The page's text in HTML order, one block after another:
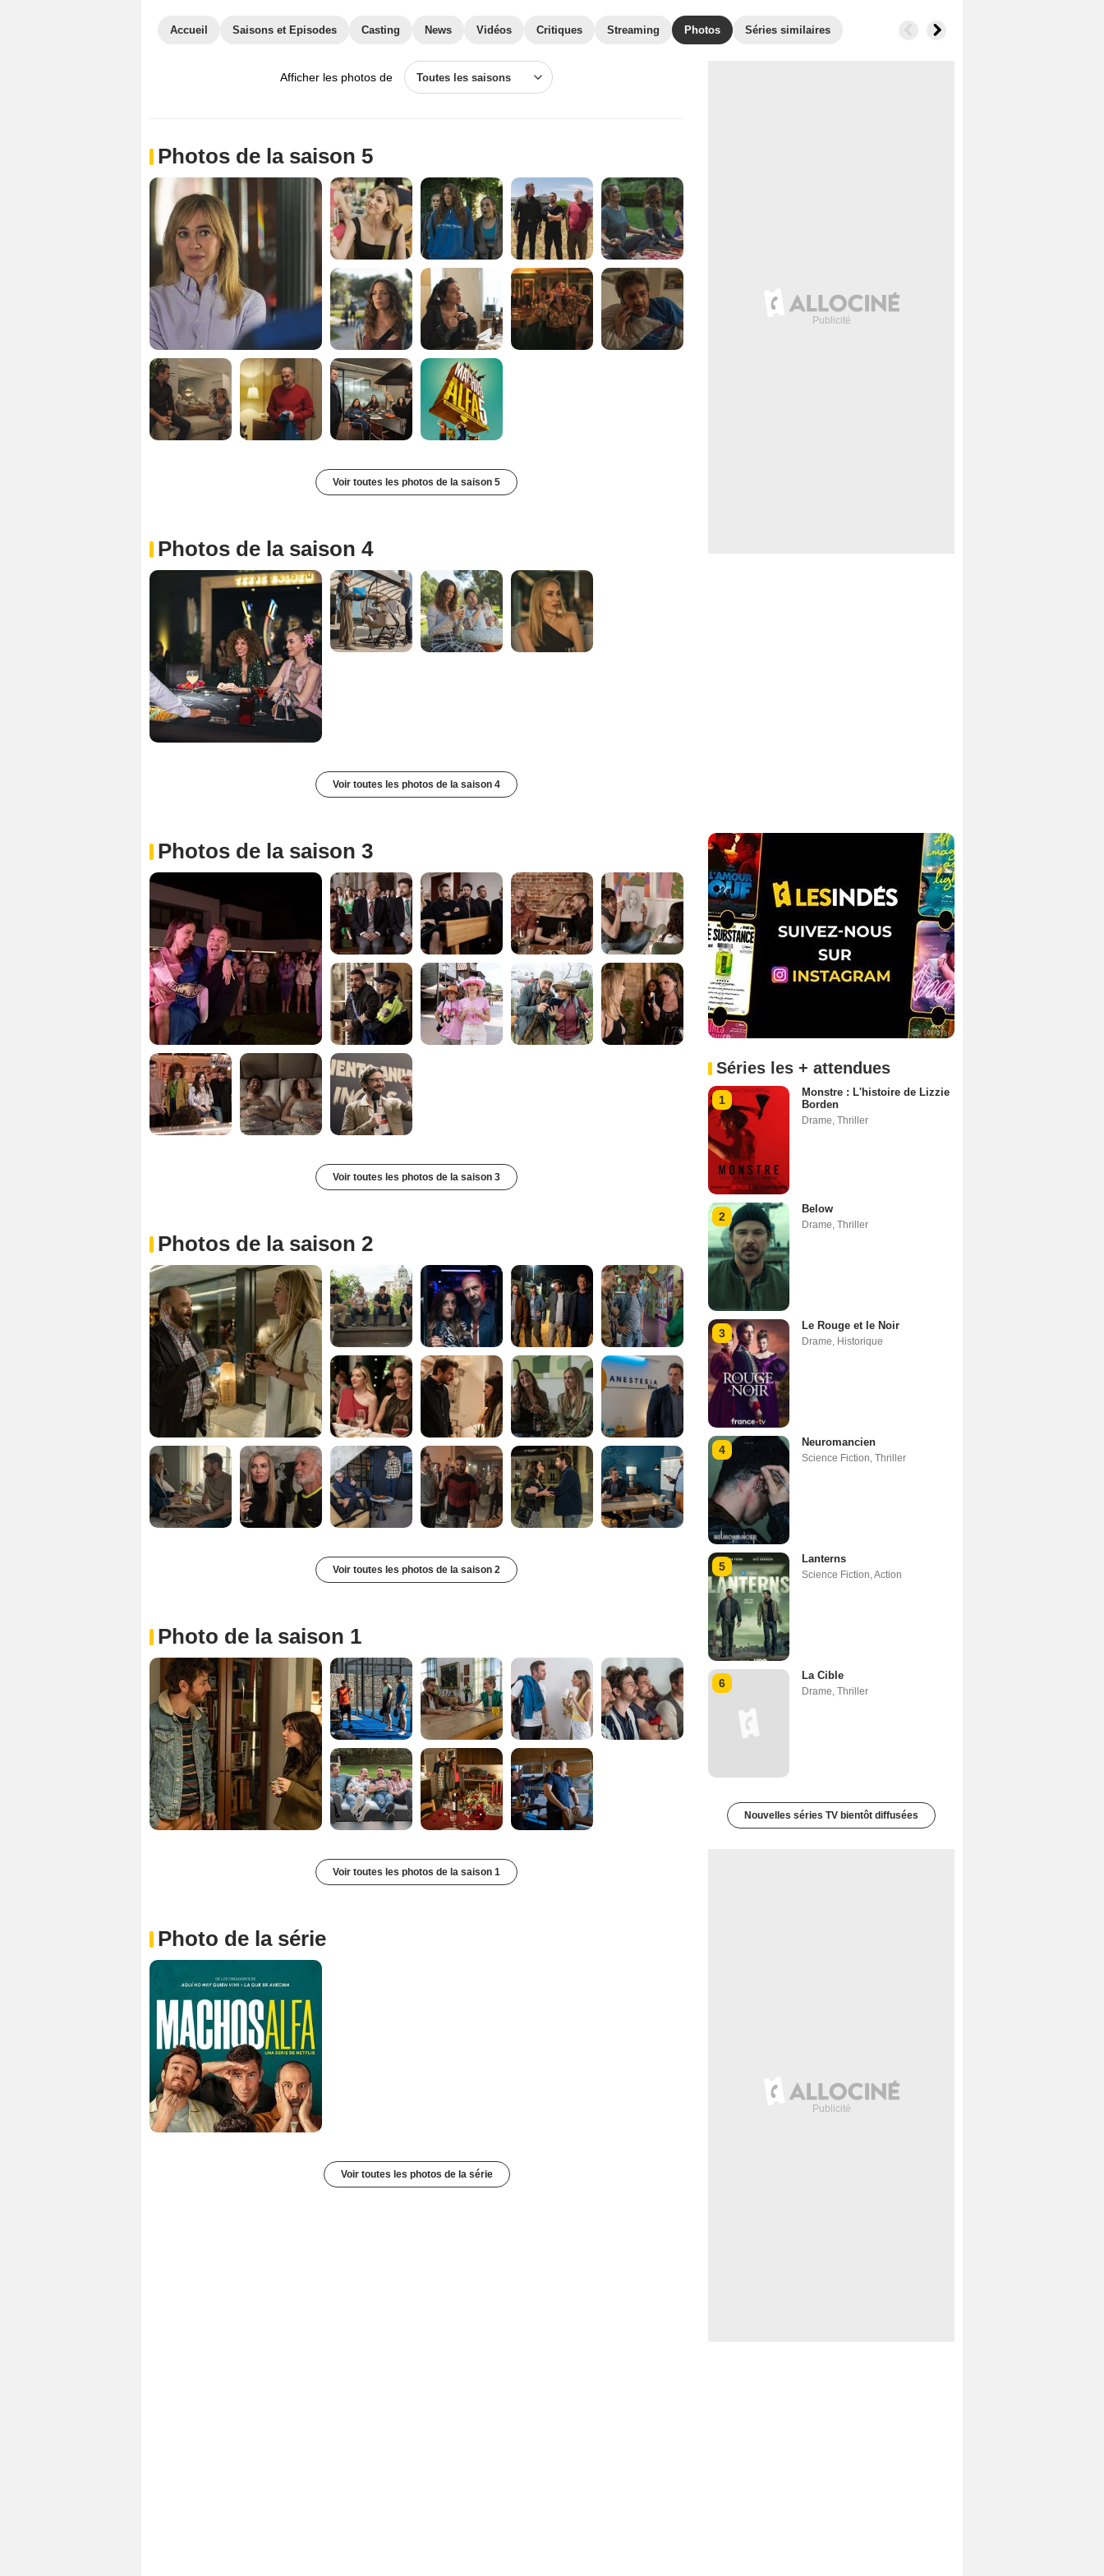
Accueil Saisons et Episodes Casting News Vidéos Critiques Streaming Photos Séries similaires
Afficher les photos de Toutes les saisons
Photos de la saison 5
Voir toutes les photos de la saison 5
Photos de la saison 4
Voir toutes les photos de la saison 4
Photos de la saison 3
Voir toutes les photos de la saison 3
Photos de la saison 2
Voir toutes les photos de la saison 2
Photo de la saison 1
Voir toutes les photos de la saison 1
Photo de la série
Voir toutes les photos de la série
Séries les + attendues
1
Monstre : L'histoire de Lizzie
Borden
Drame, Thriller
2
Below
Drame, Thriller
3
Le Rouge et le Noir
Drame, Historique
4
Neuromancien
Science Fiction, Thriller
5
Lanterns
Science Fiction,Action
6
La Cible
Drame, Thriller
Nouvelles séries TV bientôt diffusées